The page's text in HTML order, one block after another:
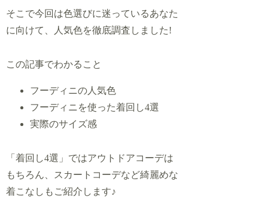
そこで今回は色選びに迷っているあなた
に向けて、人気色を徹底調査しました!
この記事でわかること
フーディニの人気色
フーディニを使った着回し4選
実際のサイズ感
「着回し4選」ではアウトドアコーデは
もちろん、スカートコーデなど綺麗めな
着こなしもご紹介します♪